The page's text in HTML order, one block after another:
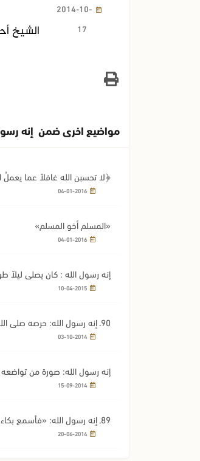
2014-10-
17
الشيخ
مواضيع اخرى ضمن إنه
﴿لا تحسبن الله غافلاً عما
«المسلم أخو المسلم»
إنه رسول الله : كان يصلي ليلاً
90ـ إنه رسول الله: حرصه صلى الله عليه وسلم على عدم التفريق
إنه رسول الله: صورة من
89ـ إنه رسول الله: «فأسمع بكاء الصبي»